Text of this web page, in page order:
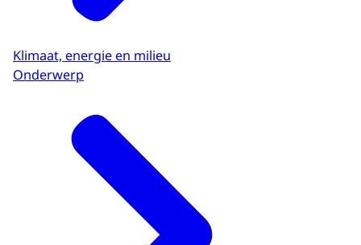
Klimaat, energie en milieu
Onderwerp